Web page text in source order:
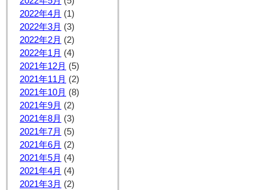
2022年4月 (1)
2022年3月 (3)
2022年2月 (2)
2022年1月 (4)
2021年12月 (5)
2021年11月 (2)
2021年10月 (8)
2021年9月 (2)
2021年8月 (3)
2021年7月 (5)
2021年6月 (2)
2021年5月 (4)
2021年4月 (4)
2021年3月 (2)